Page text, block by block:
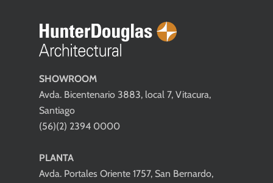
SHOWROOM
Avda. Bicentenario 3883, local 7, Vitacura,
Santiago
(56)(2) 2394 0000
PLANTA
Avda. Portales Oriente 1757, San Bernardo,